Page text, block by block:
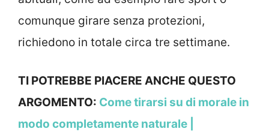
comunque girare senza protezioni,
richiedono in totale circa tre settimane.
TI POTREBBE PIACERE ANCHE QUESTO
ARGOMENTO: Come tirarsi su di morale in
modo completamente naturale |